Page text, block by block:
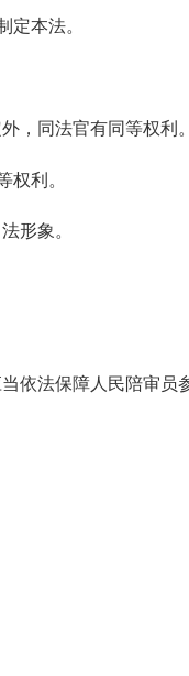
定本法。
，同法官有同等权利。
权利。
形象。
依法保障人民陪审员